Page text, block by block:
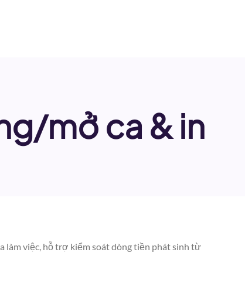
mở ca & in
làm việc, hỗ trợ kiểm soát dòng tiền phát sinh từ